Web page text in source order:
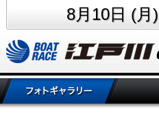
8月10日 (月)